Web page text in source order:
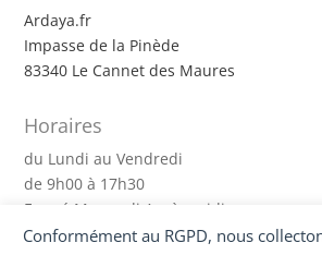
Conformément au RGPD, nous
Ardaya.fr
Impasse de la Pinède
83340 Le Cannet des Maures
Horaires
du Lundi au Vendredi
de 9h00 à 17h30
Fermé Mercredi Après-midi